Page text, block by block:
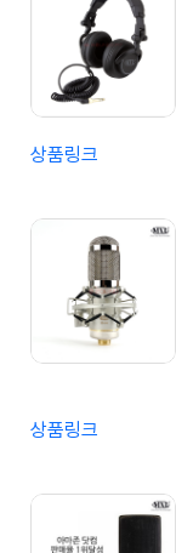
상품링크
상품링크